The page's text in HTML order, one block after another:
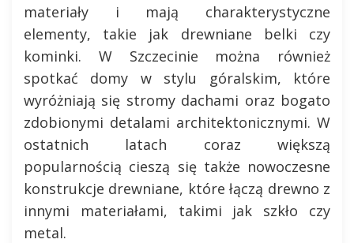
materiały i mają charakterystyczne
elementy, takie jak drewniane belki czy
kominki. W Szczecinie można również
spotkać domy w stylu góralskim, które
wyróżniają się stromy dachami oraz bogato
zdobionymi detalami architektonicznymi. W
ostatnich latach coraz większą
popularnością cieszą się także nowoczesne
konstrukcje drewniane, które łączą drewno z
innymi materiałami, takimi jak szkło czy
metal.